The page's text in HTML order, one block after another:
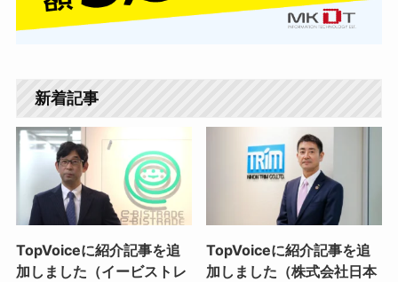
新着記事
TopVoiceに紹介記事を追
加しました（イービストレ
TopVoiceに紹介記事を追
加しました（株式会社日本